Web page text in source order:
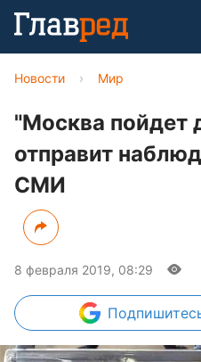
Новости › Мир
"Москва пойдет
отправит
СМИ
8 февраля 2019, 08:29